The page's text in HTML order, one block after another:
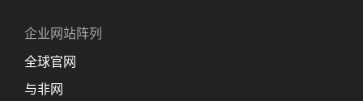
企业网站阵列
全球官网
与非网